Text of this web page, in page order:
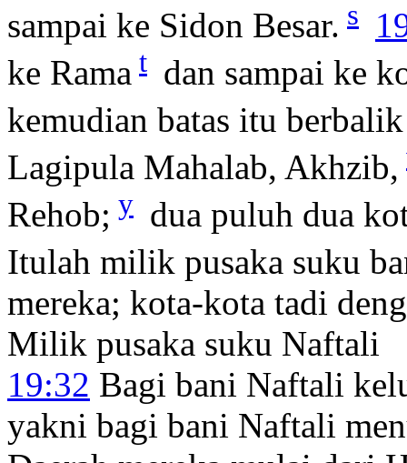
sampai ke Sidon Besar. s
ke Rama t dan sampai ke
kemudian batas itu
Lagipula Mahalab, Akhzib,
Rehob; y dua puluh dua
Itulah milik pusaka suku
mereka; kota-kota tadi
Milik pusaka suku Naftali
19:32 Bagi bani Naftali
yakni bagi bani Naftali